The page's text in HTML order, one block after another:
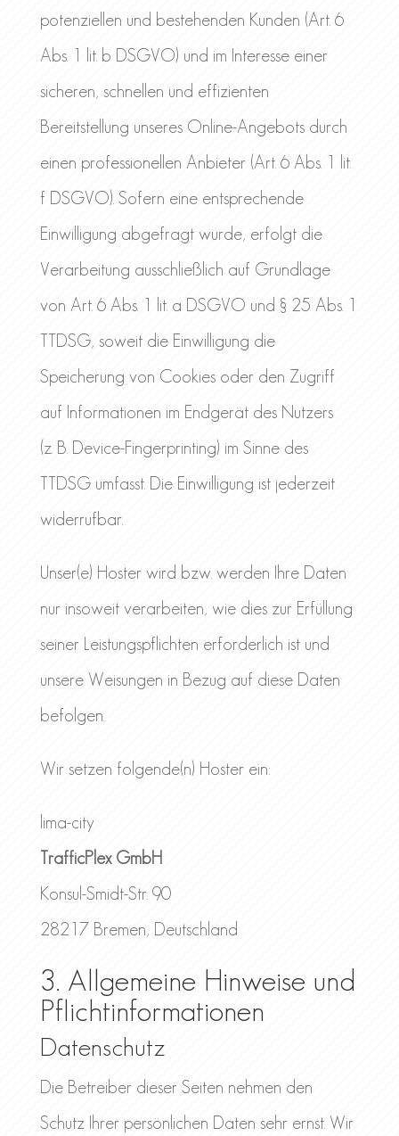
potenziellen und bestehenden Kunden (Art. 6
Abs. 1 lit. b DSGVO) und im Interesse einer
sicheren, schnellen und effizienten
Bereitstellung unseres Online-Angebots durch
einen professionellen Anbieter (Art. 6 Abs. 1 lit.
f DSGVO). Sofern eine entsprechende
Einwilligung abgefragt wurde, erfolgt die
Verarbeitung ausschließlich auf Grundlage
von Art. 6 Abs. 1 lit. a DSGVO und § 25 Abs. 1
TTDSG, soweit die Einwilligung die
Speicherung von Cookies oder den Zugriff
auf Informationen im Endgerät des Nutzers
(z. B. Device-Fingerprinting) im Sinne des
TTDSG umfasst. Die Einwilligung ist jederzeit
widerrufbar.
Unser(e) Hoster wird bzw. werden Ihre Daten
nur insoweit verarbeiten, wie dies zur Erfüllung
seiner Leistungspflichten erforderlich ist und
unsere Weisungen in Bezug auf diese Daten
befolgen.
Wir setzen folgende(n) Hoster ein:
lima-city
TrafficPlex GmbH
Konsul-Smidt-Str. 90
28217 Bremen, Deutschland
3. Allgemeine Hinweise und
Pflicht­informationen
Datenschutz
Die Betreiber dieser Seiten nehmen den
Schutz Ihrer persönlichen Daten sehr ernst. Wir